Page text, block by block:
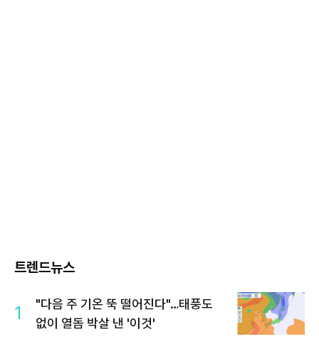
트렌드뉴스
1
"다음 주 기온 뚝 떨어진다"…태풍도
없이 열돔 박살 낸 '이것'